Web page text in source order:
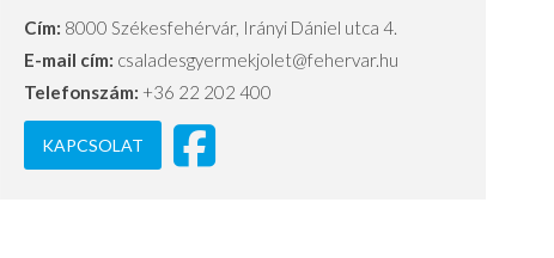
Cím: 8000 Székesfehérvár, Irányi Dániel utca 4.
E-mail cím: csaladesgyermekjolet@fehervar.hu
Telefonszám: +36 22 202 400
KAPCSOLAT